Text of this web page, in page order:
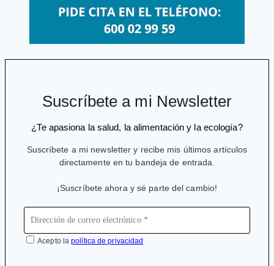
Suscríbete a mi Newsletter
¿Te apasiona la salud, la alimentación y la ecología?
Suscríbete a mi newsletter y recibe mis últimos artículos
directamente en tu bandeja de entrada.
¡Suscríbete ahora y sé parte del cambio!
Acepto lapolítica de privacidad